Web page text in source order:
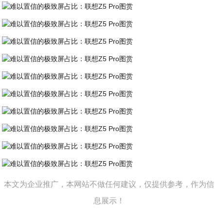
本文为企业推广，本网站不做任何建议，仅提供参考，作为信
息展示！